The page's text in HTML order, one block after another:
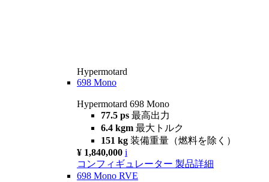
Hypermotard
698 Mono
Hypermotard 698 Mono
77.5 ps 最高出力
6.4 kgm 最大トルク
151 kg 装備重量（燃料を除く）
¥ 1,840,000 i
コンフィギュレーター 製品詳細
698 Mono RVE